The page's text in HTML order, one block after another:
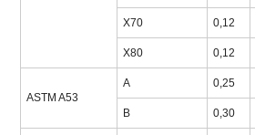
X70 0,12
X80 0,12
ASTM A53
A 0,25
B 0,30